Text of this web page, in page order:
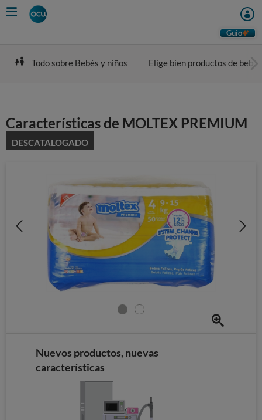
Skip
to
Guio
Todo sobre Bebés y niños Elige bien productos de bebé
Características de MOLTEX PREMIUM
DESCATALOGADO
Nuevos productos, nuevas
características